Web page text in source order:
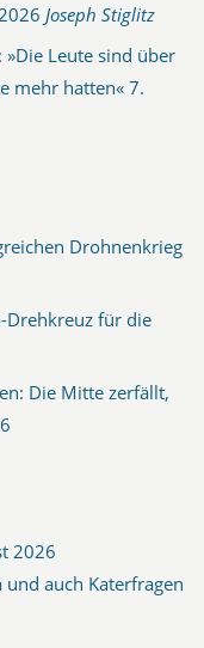
Joseph Stiglitz
Leute sind über
mehr hatten« 7.
Drohnenkrieg
Drehkreuz für die
Die Mitte zerfällt,
2026
und auch Katerfragen